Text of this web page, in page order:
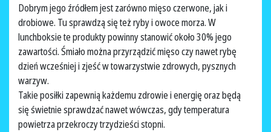
Dobrym jego źródłem jest zarówno mięso czerwone, jak i
drobiowe. Tu sprawdzą się też ryby i owoce morza. W
lunchboksie te produkty powinny stanowić około 30% jego
zawartości. Śmiało można przyrządzić mięso czy nawet rybę
dzień wcześniej i zjeść w towarzystwie zdrowych, pysznych
warzyw.
Takie posiłki zapewnią każdemu zdrowie i energię oraz będą
się świetnie sprawdzać nawet wówczas, gdy temperatura
powietrza przekroczy trzydzieści stopni.